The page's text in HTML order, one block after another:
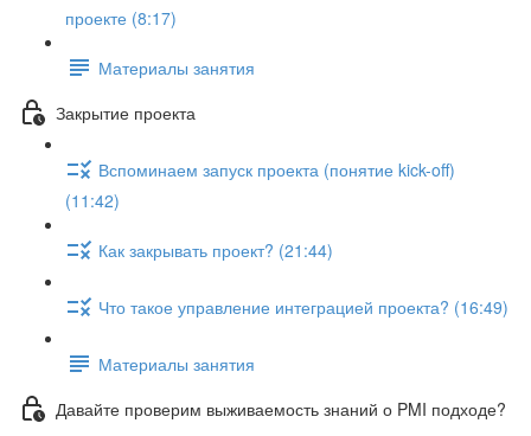
проекте (8:17)
Материалы занятия
Закрытие проекта
Вспоминаем запуск проекта (понятие kick-off)
(11:42)
Как закрывать проект? (21:44)
Что такое управление интеграцией проекта? (16:49)
Материалы занятия
Давайте проверим выживаемость знаний о PMI подходе?